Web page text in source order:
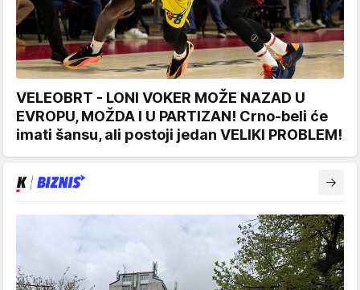
VELEOBRT - LONI VOKER MOŽE NAZAD U
EVROPU, MOŽDA I U PARTIZAN! Crno-beli će
imati šansu, ali postoji jedan VELIKI PROBLEM!